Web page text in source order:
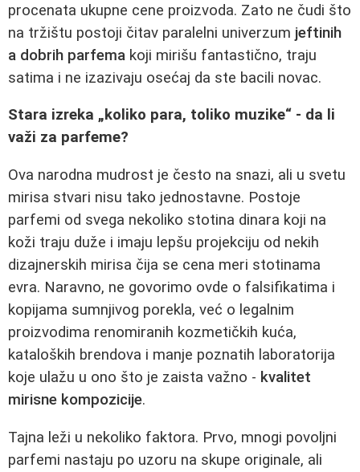
procenata ukupne cene proizvoda. Zato ne čudi što
na tržištu postoji čitav paralelni univerzum jeftinih
a dobrih parfema koji mirišu fantastično, traju
satima i ne izazivaju osećaj da ste bacili novac.
Stara izreka „koliko para, toliko muzike“ - da li
važi za parfeme?
Ova narodna mudrost je često na snazi, ali u svetu
mirisa stvari nisu tako jednostavne. Postoje
parfemi od svega nekoliko stotina dinara koji na
koži traju duže i imaju lepšu projekciju od nekih
dizajnerskih mirisa čija se cena meri stotinama
evra. Naravno, ne govorimo ovde o falsifikatima i
kopijama sumnjivog porekla, već o legalnim
proizvodima renomiranih kozmetičkih kuća,
kataloških brendova i manje poznatih laboratorija
koje ulažu u ono što je zaista važno - kvalitet
mirisne kompozicije.
Tajna leži u nekoliko faktora. Prvo, mnogi povoljni
parfemi nastaju po uzoru na skupe originale, ali